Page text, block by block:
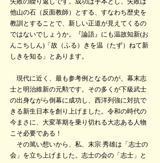
他山の石（反面教師）とする、すなわち歴史を
教訓とすることで、新しい正道が見えてくるの
ではないでしょうか。『論語』にも温故知新(お
んこちしん)「故（ふる）きを温（たず）ねて新
しきを知る」とあります。
現代に近く、最も参考例となるのが、幕末志
士と明治維新の元勲です。その多くが下級武士
の出身ながら倒幕に成功し、西洋列強に対抗で
きる新生日本を創り上げました。令和の時代の
今まさに、大変革期を乗り切れる大志ある人物
こそ必要である！
その篤い想いから、私、末宗 秀雄は「志士の
会」を立ち上げました。志士の会の「志士」と